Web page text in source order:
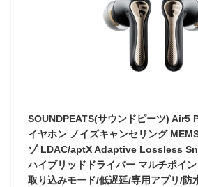
SOUNDPEATS(サウンドピーツ) Air5
イヤホン ノイズキャンセリング
ゾ LDAC/aptX Adaptive Lossless
ハイブリッドドライバー マルチポイ
取り込みモード/低遅延/専用アプリ/防